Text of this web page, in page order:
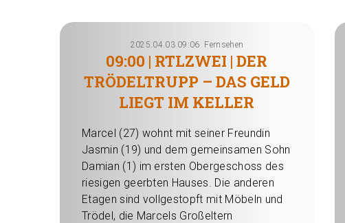
2025.04.03 09:06 Fernsehen
09:00 | RTLZWEI | DER
TRÖDELTRUPP – DAS GELD
LIEGT IM KELLER
Marcel (27) wohnt mit seiner Freundin
Jasmin (19) und dem gemeinsamen Sohn
Damian (1) im ersten Obergeschoss des
riesigen geerbten Hauses. Die anderen
Etagen sind vollgestopft mit Möbeln und
Trödel, die Marcels Großeltern